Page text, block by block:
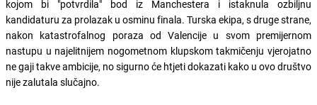
kojom bi "potvrdila" bod iz Manchestera i istaknula ozbiljnu
kandidaturu za prolazak u osminu finala. Turska ekipa, s druge strane,
nakon katastrofalnog poraza od Valencije u svom premijernom
nastupu u najelitnijem nogometnom klupskom takmičenju vjerojatno
ne gaji takve ambicije, no sigurno će htjeti dokazati kako u ovo društvo
nije zalutala slučajno.